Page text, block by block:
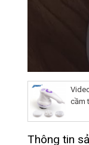
cầm
Thông tin